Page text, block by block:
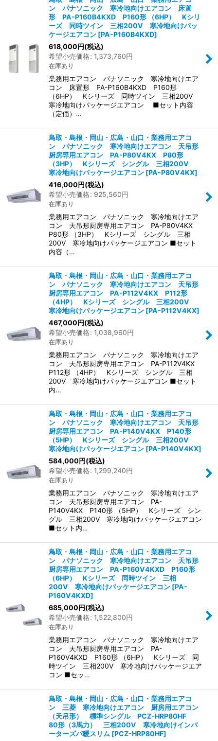
ン パナソニック 寒冷地向けエアコン 床置
形 PA-P160B4KXD P160形 （6HP） Kシリ
ーズ 同時ツイン 三相200V 寒冷地向けパッ
ケージエアコン [PA-P160B4KXD]
618,000円(税込)
希望小売価格: 1,373,760円
在庫あり
業務用エアコン パナソニック 寒冷地向けエア
コン 床置形 PA-P160B4KXD P160形
（6HP） Kシリーズ 同時ツイン 三相200V
寒冷地向けパッケージエアコン ■セット内容
（定価）…
鳥取・島根・岡山・広島・山口・業務用エアコ
ン パナソニック 寒冷地向けエアコン 天吊形
厨房専用エアコン PA-P80V4KX P80形
（3HP） Kシリーズ シングル 三相200V
寒冷地向けパッケージエアコン [PA-P80V4KX]
416,000円(税込)
希望小売価格: 925,560円
在庫あり
業務用エアコン パナソニック 寒冷地向けエア
コン 天吊形厨房専用エアコン PA-P80V4KX
P80形 （3HP） Kシリーズ シングル 三相
200V 寒冷地向けパッケージエアコン ■セット
内容（…
鳥取・島根・岡山・広島・山口・業務用エアコ
ン パナソニック 寒冷地向けエアコン 天吊形
厨房専用エアコン PA-P112V4KX P112形
（4HP） Kシリーズ シングル 三相200V
寒冷地向けパッケージエアコン [PA-P112V4KX]
467,000円(税込)
希望小売価格: 1,038,960円
在庫あり
業務用エアコン パナソニック 寒冷地向けエア
コン 天吊形厨房専用エアコン PA-P112V4KX
P112形 （4HP） Kシリーズ シングル 三相
200V 寒冷地向けパッケージエアコン ■セット
内…
鳥取・島根・岡山・広島・山口・業務用エアコ
ン パナソニック 寒冷地向けエアコン 天吊形
厨房専用エアコン PA-P140V4KX P140形
（5HP） Kシリーズ シングル 三相200V
寒冷地向けパッケージエアコン [PA-P140V4KX]
584,000円(税込)
希望小売価格: 1,299,240円
在庫あり
業務用エアコン パナソニック 寒冷地向けエア
コン 天吊形厨房専用エアコン PA-
P140V4KX P140形 （5HP） Kシリーズ シン
グル 三相200V 寒冷地向けパッケージエアコン
■セット内…
鳥取・島根・岡山・広島・山口・業務用エアコ
ン パナソニック 寒冷地向けエアコン 天吊形
厨房専用エアコン PA-P160V4KXD P160形
（6HP） Kシリーズ 同時ツイン 三相
200V 寒冷地向けパッケージエアコン [PA-
P160V4KXD]
685,000円(税込)
希望小売価格: 1,522,800円
在庫あり
業務用エアコン パナソニック 寒冷地向けエア
コン 天吊形厨房専用エアコン PA-
P160V4KXD P160形 （6HP） Kシリーズ 同
時ツイン 三相200V 寒冷地向けパッケージエア
コン ■セッ…
鳥取・島根・岡山・広島・山口・業務用エアコ
ン 三菱 寒冷地向けエアコン 厨房用エアコン
（天吊形） 標準シングル PCZ-HRP80HF
80形（3馬力） 三相200V 寒冷地向けインバ
ーターズバ暖スリム [PCZ-HRP80HF]